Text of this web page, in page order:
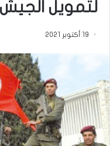
لتمويل
19 أكتوبر 2021